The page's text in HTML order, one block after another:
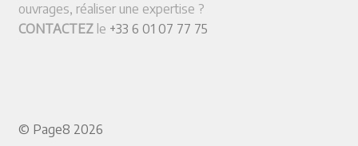
ouvrages, réaliser une expertise ?
CONTACTEZle +33 6 01 07 77 75
© Page8 2026